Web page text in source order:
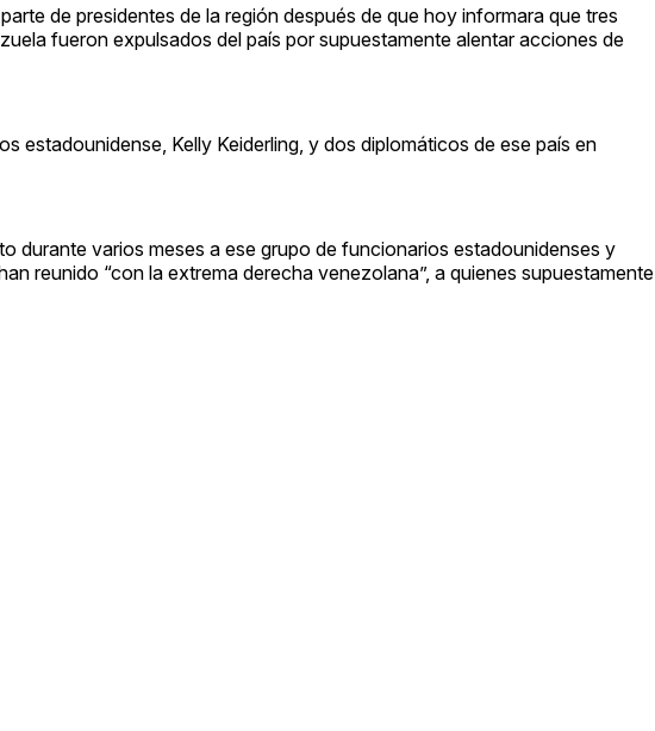
de presidentes de la región después de que hoy informara que tres
fueron expulsados del país por supuestamente alentar acciones de
estadounidense, Kelly Keiderling, y dos diplomáticos de ese país en
durante varios meses a ese grupo de funcionarios estadounidenses y
reunido “con la extrema derecha venezolana”, a quienes supuestamente